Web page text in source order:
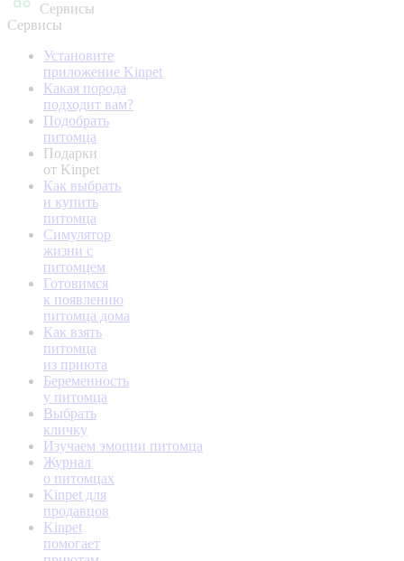
Сервисы
Сервисы
Установите
приложение Kinpet
Какая порода
подходит вам?
Подобрать
питомца
Подарки
от Kinpet
Как выбрать
и купить
питомца
Симулятор
жизни с
питомцем
Готовимся
к появлению
питомца дома
Как взять
питомца
из приюта
Беременность
у питомца
Выбрать
кличку
Изучаем эмоции питомца
Журнал
о питомцах
Kinpet для
продавцов
Kinpet
помогает